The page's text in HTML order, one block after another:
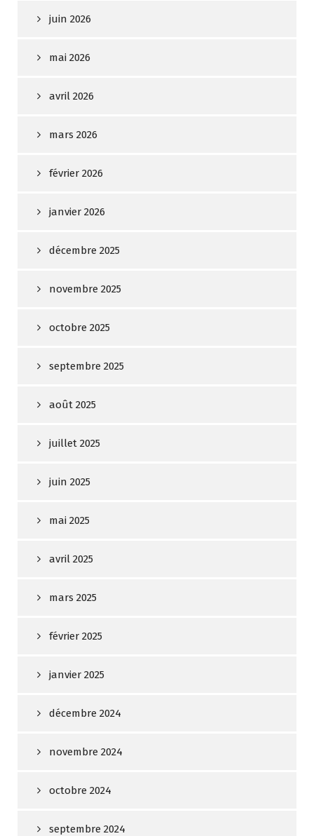
juin 2026
mai 2026
avril 2026
mars 2026
février 2026
janvier 2026
décembre 2025
novembre 2025
octobre 2025
septembre 2025
août 2025
juillet 2025
juin 2025
mai 2025
avril 2025
mars 2025
février 2025
janvier 2025
décembre 2024
novembre 2024
octobre 2024
septembre 2024